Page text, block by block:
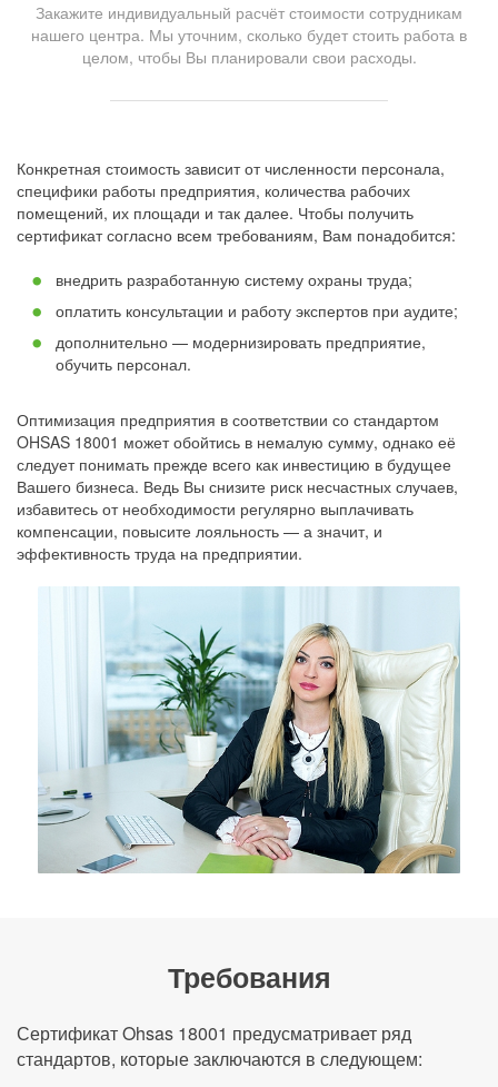
Закажите индивидуальный расчёт стоимости сотрудникам
нашего центра. Мы уточним, сколько будет стоить работа в
целом, чтобы Вы планировали свои расходы.
Конкретная стоимость зависит от численности персонала,
специфики работы предприятия, количества рабочих
помещений, их площади и так далее. Чтобы получить
сертификат согласно всем требованиям, Вам понадобится:
внедрить разработанную систему охраны труда;
оплатить консультации и работу экспертов при аудите;
дополнительно — модернизировать предприятие,
обучить персонал.
Оптимизация предприятия в соответствии со стандартом
OHSAS 18001 может обойтись в немалую сумму, однако её
следует понимать прежде всего как инвестицию в будущее
Вашего бизнеса. Ведь Вы снизите риск несчастных случаев,
избавитесь от необходимости регулярно выплачивать
компенсации, повысите лояльность — а значит, и
эффективность труда на предприятии.
Требования
Сертификат Ohsas 18001 предусматривает ряд
стандартов, которые заключаются в следующем: